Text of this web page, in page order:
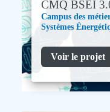
CMQ BSEI
Campus des
Systèmes
Voir le projet